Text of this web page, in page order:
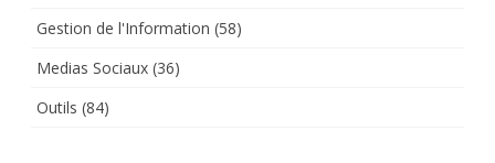
Gestion de l'Information (58)
Medias Sociaux (36)
Outils (84)